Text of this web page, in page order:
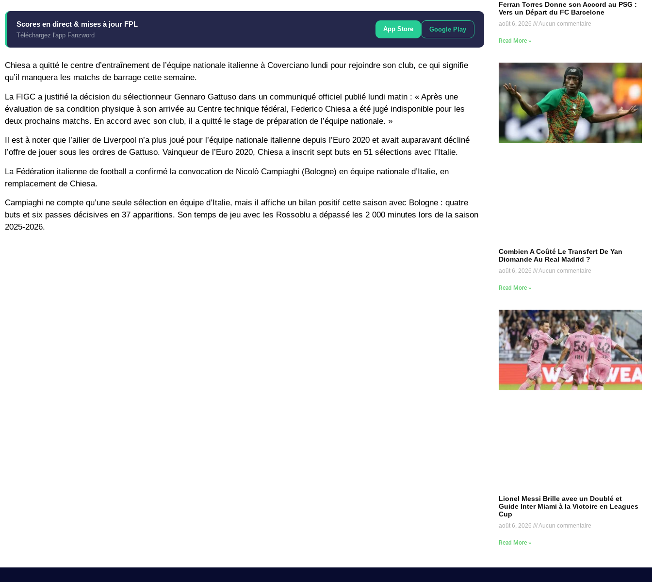
Scores en direct & mises à jour FPL
Téléchargez l'app Fanzword
App Store Google Play
Chiesa a quitté le centre d’entraînement de l’équipe nationale italienne à Coverciano lundi pour rejoindre son club, ce qui signifie
qu’il manquera les matchs de barrage cette semaine.
La FIGC a justifié la décision du sélectionneur Gennaro Gattuso dans un communiqué officiel publié lundi matin : « Après une
évaluation de sa condition physique à son arrivée au Centre technique fédéral, Federico Chiesa a été jugé indisponible pour les
deux prochains matchs. En accord avec son club, il a quitté le stage de préparation de l’équipe nationale. »
Il est à noter que l’ailier de Liverpool n’a plus joué pour l’équipe nationale italienne depuis l’Euro 2020 et avait auparavant décliné
l’offre de jouer sous les ordres de Gattuso. Vainqueur de l’Euro 2020, Chiesa a inscrit sept buts en 51 sélections avec l’Italie.
La Fédération italienne de football a confirmé la convocation de Nicolò Campiaghi (Bologne) en équipe nationale d’Italie, en
remplacement de Chiesa.
Campiaghi ne compte qu’une seule sélection en équipe d’Italie, mais il affiche un bilan positif cette saison avec Bologne : quatre
buts et six passes décisives en 37 apparitions. Son temps de jeu avec les Rossoblu a dépassé les 2 000 minutes lors de la saison
2025-2026.
Ferran Torres Donne son Accord au PSG :
Vers un Départ du FC Barcelone
août 6, 2026 Aucun commentaire
Read More »
Combien A Coûté Le Transfert De Yan
Diomande Au Real Madrid ?
août 6, 2026 Aucun commentaire
Read More »
Lionel Messi Brille avec un Doublé et
Guide Inter Miami à la Victoire en Leagues
Cup
août 6, 2026 Aucun commentaire
Read More »